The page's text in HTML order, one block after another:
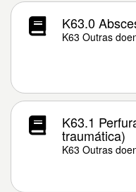
K63.0
K63 Outras
K63.1
traumática)
K63 Outras